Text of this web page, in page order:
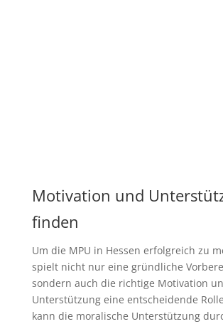
Motivation und
finden
Um die MPU in Hessen erfolgreich zu
spielt nicht nur eine gründliche
sondern auch die richtige Motivation
Unterstützung eine entscheidende
kann die moralische Unterstützung